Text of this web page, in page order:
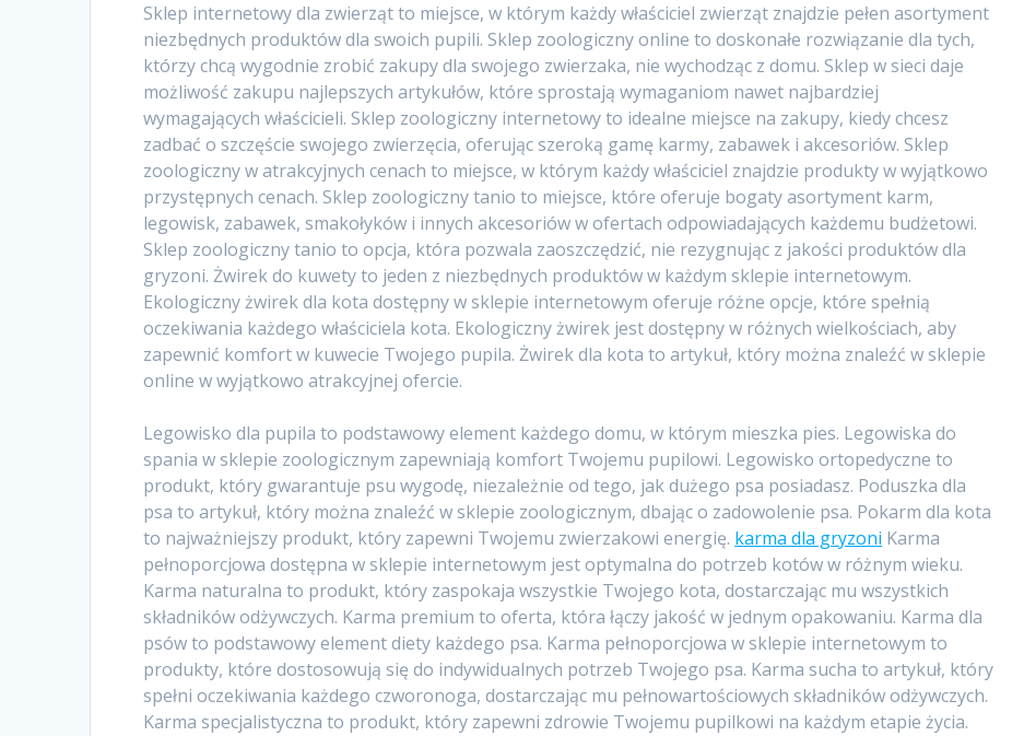
Sklep internetowy dla zwierząt to miejsce, w którym każdy właściciel zwierząt znajdzie pełen asortyment
niezbędnych produktów dla swoich pupili. Sklep zoologiczny online to doskonałe rozwiązanie dla tych,
którzy chcą wygodnie zrobić zakupy dla swojego zwierzaka, nie wychodząc z domu. Sklep w sieci daje
możliwość zakupu najlepszych artykułów, które sprostają wymaganiom nawet najbardziej
wymagających właścicieli. Sklep zoologiczny internetowy to idealne miejsce na zakupy, kiedy chcesz
zadbać o szczęście swojego zwierzęcia, oferując szeroką gamę karmy, zabawek i akcesoriów. Sklep
zoologiczny w atrakcyjnych cenach to miejsce, w którym każdy właściciel znajdzie produkty w wyjątkowo
przystępnych cenach. Sklep zoologiczny tanio to miejsce, które oferuje bogaty asortyment karm,
legowisk, zabawek, smakołyków i innych akcesoriów w ofertach odpowiadających każdemu budżetowi.
Sklep zoologiczny tanio to opcja, która pozwala zaoszczędzić, nie rezygnując z jakości produktów dla
gryzoni. Żwirek do kuwety to jeden z niezbędnych produktów w każdym sklepie internetowym.
Ekologiczny żwirek dla kota dostępny w sklepie internetowym oferuje różne opcje, które spełnią
oczekiwania każdego właściciela kota. Ekologiczny żwirek jest dostępny w różnych wielkościach, aby
zapewnić komfort w kuwecie Twojego pupila. Żwirek dla kota to artykuł, który można znaleźć w sklepie
online w wyjątkowo atrakcyjnej ofercie.
Legowisko dla pupila to podstawowy element każdego domu, w którym mieszka pies. Legowiska do
spania w sklepie zoologicznym zapewniają komfort Twojemu pupilowi. Legowisko ortopedyczne to
produkt, który gwarantuje psu wygodę, niezależnie od tego, jak dużego psa posiadasz. Poduszka dla
psa to artykuł, który można znaleźć w sklepie zoologicznym, dbając o zadowolenie psa. Pokarm dla kota
to najważniejszy produkt, który zapewni Twojemu zwierzakowi energię. karma dla gryzoni Karma
pełnoporcjowa dostępna w sklepie internetowym jest optymalna do potrzeb kotów w różnym wieku.
Karma naturalna to produkt, który zaspokaja wszystkie Twojego kota, dostarczając mu wszystkich
składników odżywczych. Karma premium to oferta, która łączy jakość w jednym opakowaniu. Karma dla
psów to podstawowy element diety każdego psa. Karma pełnoporcjowa w sklepie internetowym to
produkty, które dostosowują się do indywidualnych potrzeb Twojego psa. Karma sucha to artykuł, który
spełni oczekiwania każdego czworonoga, dostarczając mu pełnowartościowych składników odżywczych.
Karma specjalistyczna to produkt, który zapewni zdrowie Twojemu pupilkowi na każdym etapie życia.